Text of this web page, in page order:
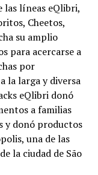
las líneas eQlibri,
Cheetos,
su amplio
para acercarse a
por
la larga y diversa
eQlibri donó
a familias
y donó productos
una de las
la ciudad de São